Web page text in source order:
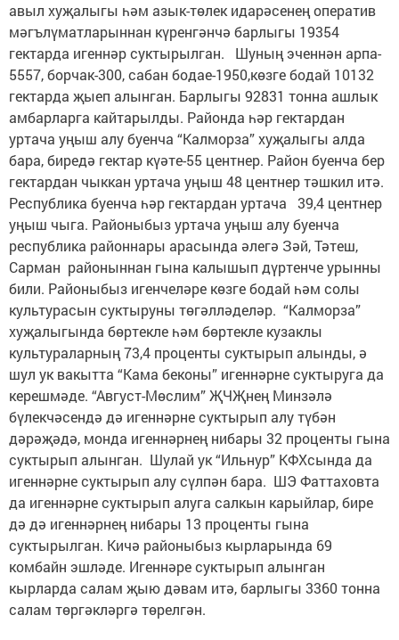
авыл хуҗалыгы һәм азык-төлек идарәсенең оператив
мәгълүматларыннан күренгәнчә барлыгы 19354
гектарда игеннәр суктырылган. Шуның эченнән арпа-
5557, борчак-300, сабан бодае-1950,көзге бодай 10132
гектарда җыеп алынган. Барлыгы 92831 тонна ашлык
амбарларга кайтарылды. Районда һәр гектардан
уртача уңыш алу буенча “Калморза” хуҗалыгы алда
бара, биредә гектар күәте-55 центнер. Район буенча бер
гектардан чыккан уртача уңыш 48 центнер тәшкил итә.
Республика буенча һәр гектардан уртача 39,4 центнер
уңыш чыга. Районыбыз уртача уңыш алу буенча
республика районнары арасында әлегә Зәй, Тәтеш,
Сарман районыннан гына калышып дүртенче урынны
били. Районыбыз игенчеләре көзге бодай һәм солы
культурасын суктыруны төгәлләделәр. “Калморза”
хуҗалыгында бөртекле һәм бөртекле кузаклы
культураларның 73,4 проценты суктырып алынды, ә
шул ук вакытта “Кама беконы” игеннәрне суктыруга да
керешмәде. “Август-Мөслим” ҖЧҖнең Минзәлә
бүлекчәсендә дә игеннәрне суктырып алу түбән
дәрәҗәдә, монда игеннәрнең нибары 32 проценты гына
суктырып алынган. Шулай ук “Ильнур” КФХсында да
игеннәрне суктырып алу сүлпән бара. ШЭ Фаттаховта
да игеннәрне суктырып алуга салкын карыйлар, бире
дә дә игеннәрнең нибары 13 проценты гына
суктырылган. Кичә районыбыз кырларында 69
комбайн эшләде. Игеннәре суктырып алынган
кырларда салам җыю дәвам итә, барлыгы 3360 тонна
салам төргәкләргә төрелгән.